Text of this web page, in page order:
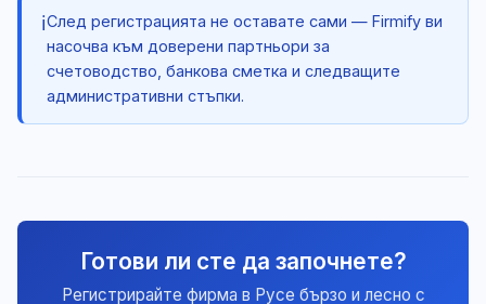
ℹ️След регистрацията не оставате сами — Firmify ви
насочва към доверени партньори за
счетоводство, банкова сметка и следващите
административни стъпки.
Готови ли сте да започнете?
Регистрирайте фирма в Русе бързо и лесно с